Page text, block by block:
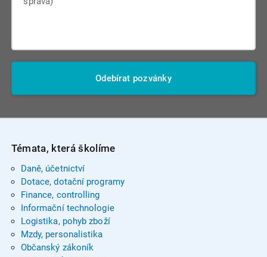
Odebírat pozvánky
Témata, která školíme
Daně, účetnictví
Dotace, dotační programy
Finance, controlling
Informační technologie
Logistika, pohyb zboží
Mzdy, personalistika
Občanský zákoník